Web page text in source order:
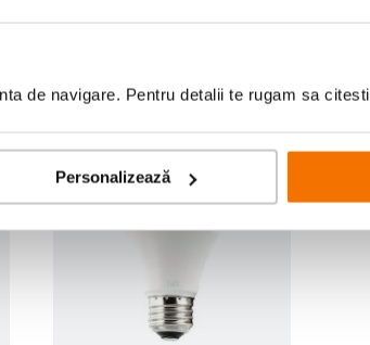
de navigare. Pentru detalii te rugam sa citesti
Personalizează